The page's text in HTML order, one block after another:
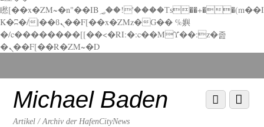
矁[��x�ZM~�n"��IB؃��!'����Тѕ��+��(m��I
K�ʭ�/|��ϐܢ��F[��x�ZMz�G�� %嬩
�/c��������[[��<�RI:�:c��MΎ��:z�졾
�ܢ��F[��R�ZM~�D
down
contentMichael Baden
Artikel / Archiv der HafenCityNews
Menu
Scroll
down